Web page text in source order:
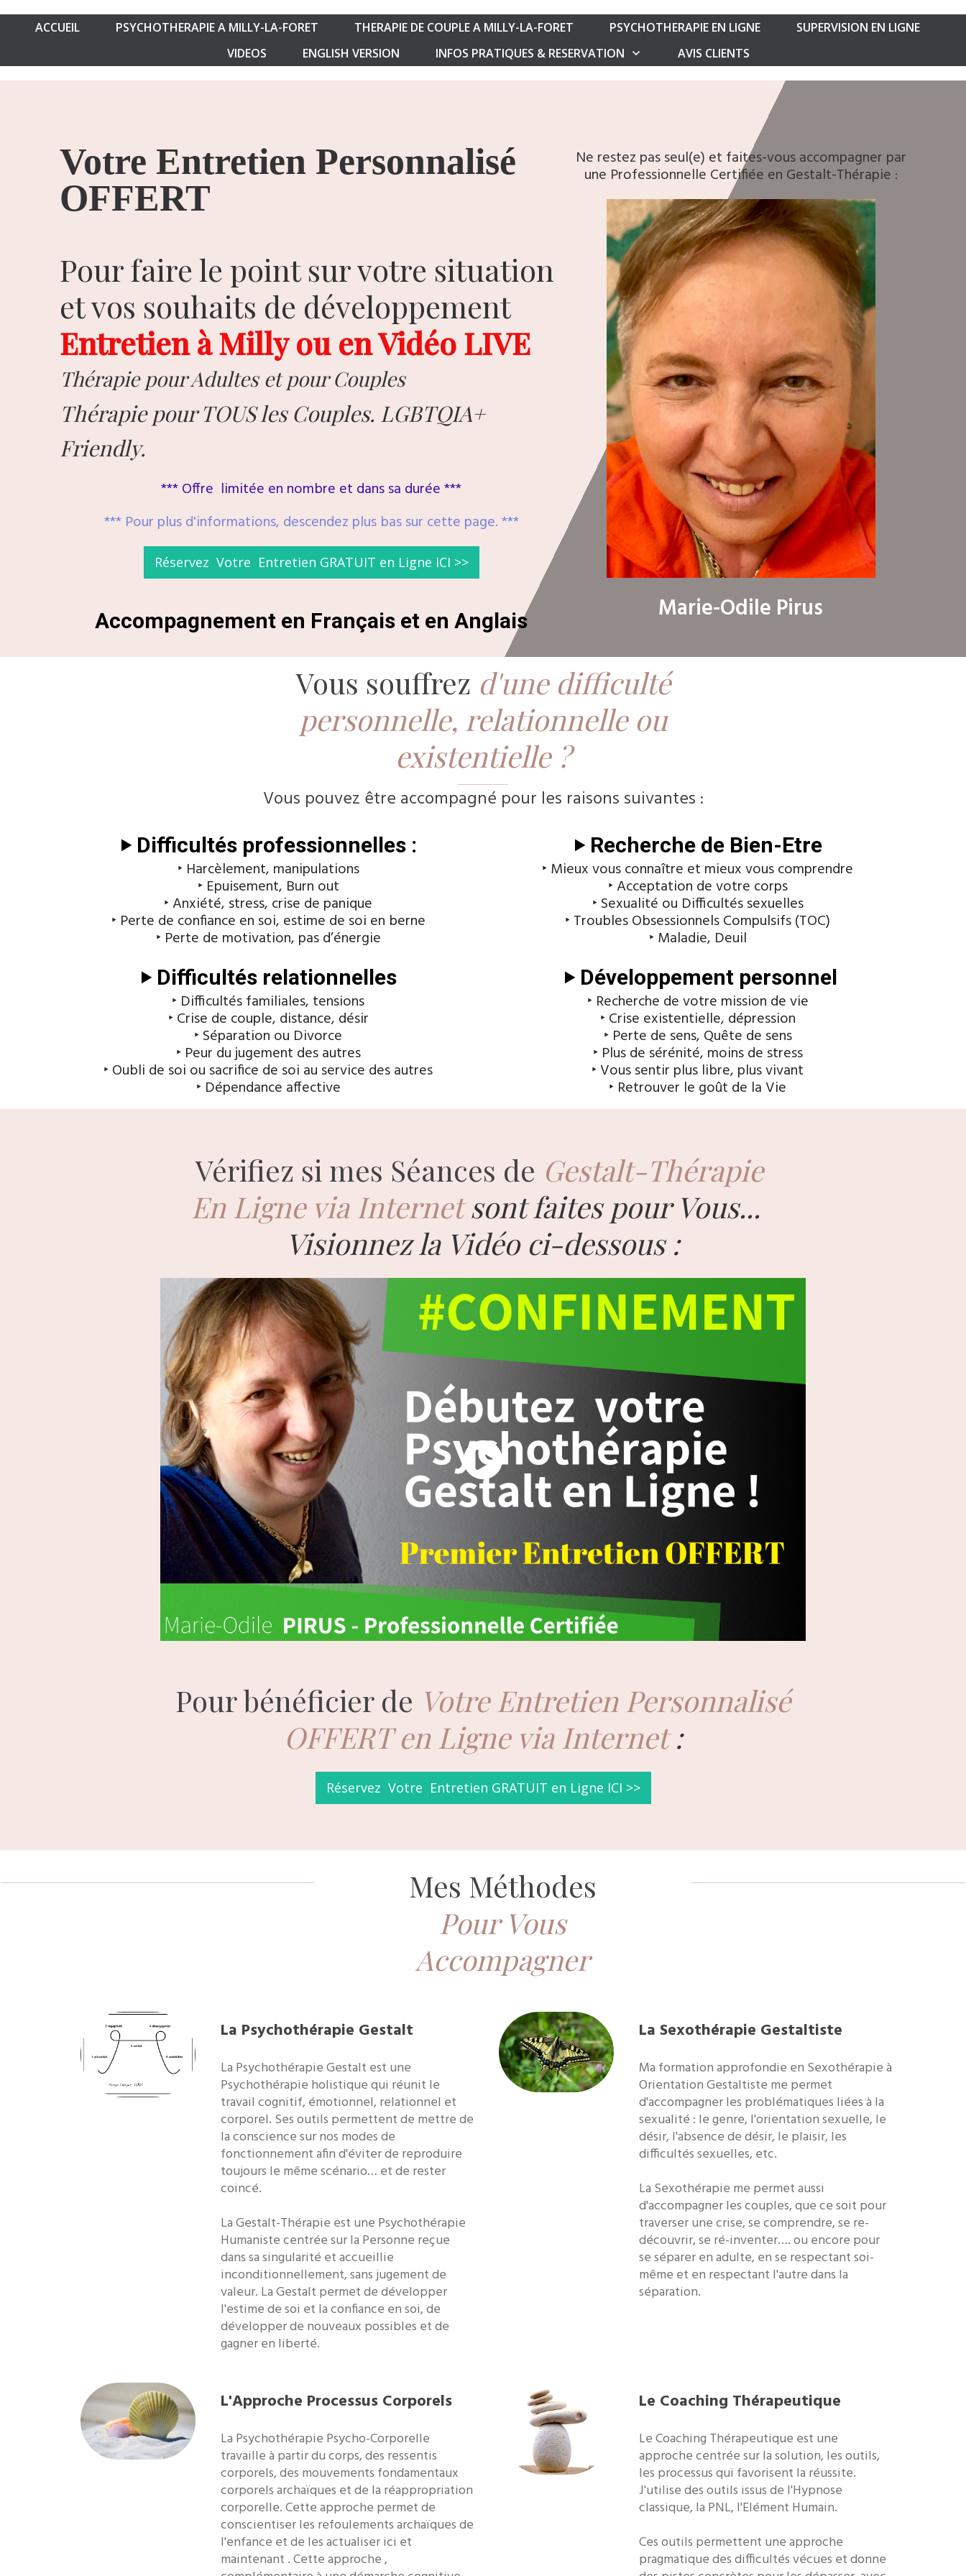
ACCUEIL PSYCHOTHERAPIE A MILLY-LA-FORET THERAPIE DE COUPLE A MILLY-LA-FORET PSYCHOTHERAPIE EN LIGNE
SUPERVISION EN LIGNE
VIDEOS
ENGLISH VERSION INFOS PRATIQUES & RESERVATION AVIS CLIENTS
Votre Entretien Personnalisé
OFFERT
Pour faire le point sur votre situation
et vos souhaits de développement
Entretien à Milly ou en Vidéo LIVE
Thérapie pour Adultes et pour Couples
Thérapie pour TOUS les Couples. LGBTQIA+
Friendly.
*** Offre limitée en nombre et dans sa durée ***
*** Pour plus d'informations, descendez plus bas sur cette page. ***
Réservez Votre Entretien GRATUIT en Ligne ICI >>
Accompagnement en Français et en Anglais
Ne restez pas seul(e) et faites-vous accompagner par
une Professionnelle Certifiée en Gestalt-Thérapie :
Marie-Odile Pirus
Vous souffrez d'une difficulté
personnelle, relationnelle ou
existentielle ?
Vous pouvez être accompagné pour les raisons suivantes :
‣ Difficultés professionnelles :
‣ Harcèlement, manipulations
‣ Epuisement, Burn out
‣ Anxiété, stress, crise de panique
‣ Perte de confiance en soi, estime de soi en berne
‣ Perte de motivation, pas d’énergie
‣ Difficultés relationnelles
‣ Difficultés familiales, tensions
‣ Crise de couple, distance, désir
‣ Séparation ou Divorce
‣ Peur du jugement des autres
‣ Oubli de soi ou sacrifice de soi au service des autres
‣ Dépendance affective
‣ Recherche de Bien-Etre
‣ Mieux vous connaître et mieux vous comprendre
‣ Acceptation de votre corps
‣ Sexualité ou Difficultés sexuelles
‣ Troubles Obsessionnels Compulsifs (TOC)
‣ Maladie, Deuil
‣ Développement personnel
‣ Recherche de votre mission de vie
‣ Crise existentielle, dépression
‣ Perte de sens, Quête de sens
‣ Plus de sérénité, moins de stress
‣ Vous sentir plus libre, plus vivant
‣ Retrouver le goût de la Vie
Vérifiez si mes Séances de Gestalt-Thérapie
En Ligne via Internetsont faites pour Vous...
Visionnez la Vidéo ci-dessous :
Pour bénéficier de Votre Entretien Personnalisé
OFFERT en Ligne via Internet:
Réservez Votre Entretien GRATUIT en Ligne ICI >>
Mes Méthodes
Pour Vous
Accompagner
La Psychothérapie Gestalt
La Psychothérapie Gestalt est une
Psychothérapie holistique qui réunit le
travail cognitif, émotionnel, relationnel et
corporel. Ses outils permettent de mettre de
la conscience sur nos modes de
fonctionnement afin d'éviter de reproduire
toujours le même scénario… et de rester
coincé.
La Gestalt-Thérapie est une Psychothérapie
Humaniste centrée sur la Personne reçue
dans sa singularité et accueillie
inconditionnellement, sans jugement de
valeur. La Gestalt permet de développer
l'estime de soi et la confiance en soi, de
développer de nouveaux possibles et de
gagner en liberté.
La Sexothérapie Gestaltiste
Ma formation approfondie en Sexothérapie à
Orientation Gestaltiste me permet
d'accompagner les problématiques liées à la
sexualité : le genre, l'orientation sexuelle, le
désir, l'absence de désir, le plaisir, les
difficultés sexuelles, etc.
La Sexothérapie me permet aussi
d'accompagner les couples, que ce soit pour
traverser une crise, se comprendre, se re-
découvrir, se ré-inventer…. ou encore pour
se séparer en adulte, en se respectant soi-
même et en respectant l'autre dans la
séparation.
L'Approche Processus Corporels
La Psychothérapie Psycho-Corporelle
travaille à partir du corps, des ressentis
corporels, des mouvements fondamentaux
corporels archaïques et de la réappropriation
corporelle. Cette approche permet de
conscientiser les refoulements archaïques de
l'enfance et de les actualiser ici et
maintenant . Cette approche ,
Le Coaching Thérapeutique
Le Coaching Thérapeutique est une
approche centrée sur la solution, les outils,
les processus qui favorisent la réussite.
J'utilise des outils issus de l'Hypnose
classique, la PNL, l'Elément Humain.
Ces outils permettent une approche
pragmatique des difficultés vécues et donne